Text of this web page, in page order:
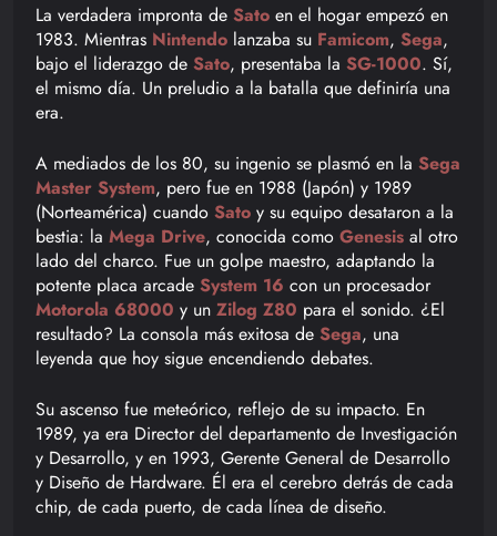
La verdadera impronta de Sato en el hogar empezó en
1983. Mientras Nintendo lanzaba su Famicom, Sega,
bajo el liderazgo de Sato, presentaba la SG-1000. Sí,
el mismo día. Un preludio a la batalla que definiría una
era.
A mediados de los 80, su ingenio se plasmó en la Sega
Master System, pero fue en 1988 (Japón) y 1989
(Norteamérica) cuando Sato y su equipo desataron a la
bestia: la Mega Drive, conocida como Genesis al otro
lado del charco. Fue un golpe maestro, adaptando la
potente placa arcade System 16 con un procesador
Motorola 68000 y un Zilog Z80 para el sonido. ¿El
resultado? La consola más exitosa de Sega, una
leyenda que hoy sigue encendiendo debates.
Su ascenso fue meteórico, reflejo de su impacto. En
1989, ya era Director del departamento de Investigación
y Desarrollo, y en 1993, Gerente General de Desarrollo
y Diseño de Hardware. Él era el cerebro detrás de cada
chip, de cada puerto, de cada línea de diseño.